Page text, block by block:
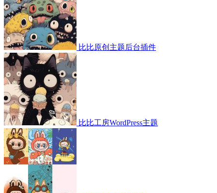
比比原创主题后台插件
比比工房WordPress主题